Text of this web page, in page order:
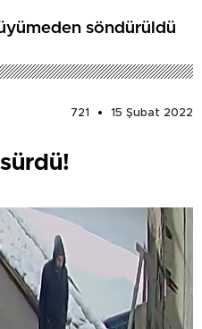
söndürüldü
721
15 Şubat 2022